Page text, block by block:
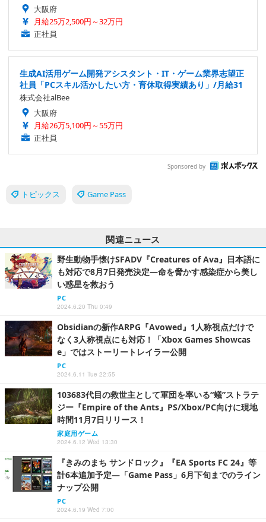
大阪府
月給25万2,500円～32万円
正社員
生成AI活用ゲーム開発アシスタント・IT・ゲーム業界志望正
社員「PCスキル活かしたい方・育休取得実績あり」/月給31
株式会社alBee
大阪府
月給26万5,100円～55万円
正社員
Sponsored by
トピックス Game Pass
関連ニュース
野生動物手懐けSFADV『Creatures of Ava』日本語に
も対応で8月7日発売決定―命を脅かす感染症から美し
い惑星を救おう
PC
2024.6.20 Thu 0:49
Obsidianの新作ARPG『Avowed』1人称視点だけで
なく3人称視点にも対応！「Xbox Games Showcas
e」ではストーリートレイラー公開
PC
2024.6.11 Tue 22:55
103683代目の救世主として軍団を率いる“蟻”ストラテ
ジー『Empire of the Ants』PS/Xbox/PC向けに現地
時間11月7日リリース！
家庭用ゲーム
2024.6.12 Wed 13:30
『きみのまち サンドロック』『EA Sports FC 24』等
計6本追加予定―「Game Pass」6月下旬までのライン
ナップ公開
PC
2024.6.19 Wed 7:00